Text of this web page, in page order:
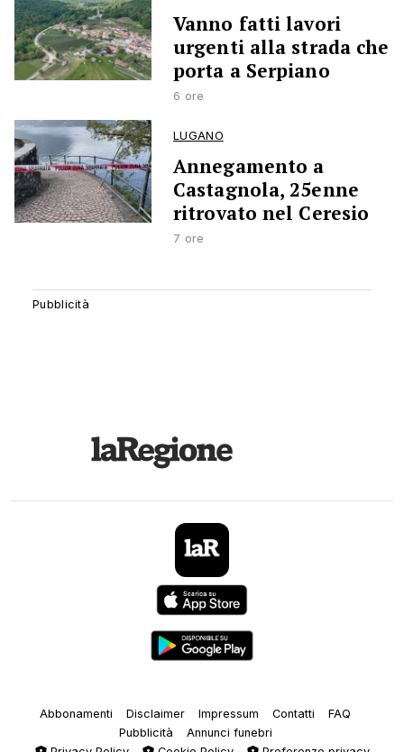
Vanno fatti lavori
urgenti alla strada che
porta a Serpiano
6 ore
LUGANO
Annegamento a
Castagnola, 25enne
ritrovato nel Ceresio
7 ore
Abbonamenti Disclaimer Impressum Contatti
FAQ
Pubblicità
Annunci funebri